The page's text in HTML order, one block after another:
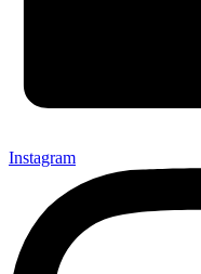
Instagram